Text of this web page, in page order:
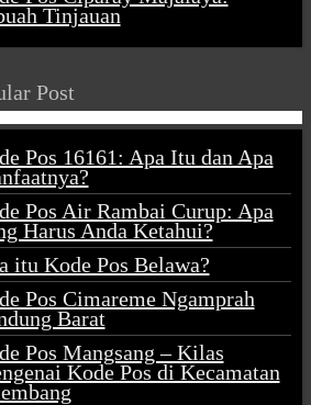
Tinjauan
Post
Pos 16161: Apa Itu dan Apa
Pos Air Rambai Curup: Apa
Harus Anda Ketahui?
itu Kode Pos Belawa?
Pos Cimareme Ngamprah
Barat
Pos Mangsang – Kilas
Kode Pos di Kecamatan